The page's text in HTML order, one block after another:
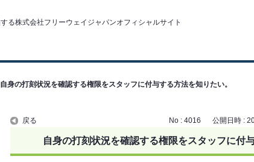
自身の打刻状況を確認する権限をスタッフに付与する方法を知りたい。
戻る No : 4016 公開日時 :
自身の打刻状況を確認する権限をスタッフに付